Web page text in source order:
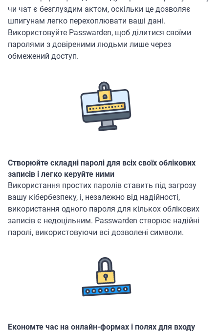
чи чат є безглуздим актом, оскільки це дозволяє
шпигунам легко перехоплювати ваші дані.
Використовуйте Passwarden, щоб ділитися своїми
паролями з довіреними людьми лише через
обмежений доступ.
Створюйте складні паролі для всіх своїх облікових
записів і легко керуйте ними
Використання простих паролів ставить під загрозу
вашу кібербезпеку, і, незалежно від надійності,
використання одного пароля для кількох облікових
записів є недоцільним. Passwarden створює надійні
паролі, використовуючи всі дозволені символи.
Економте час на онлайн-формах і полях для входу